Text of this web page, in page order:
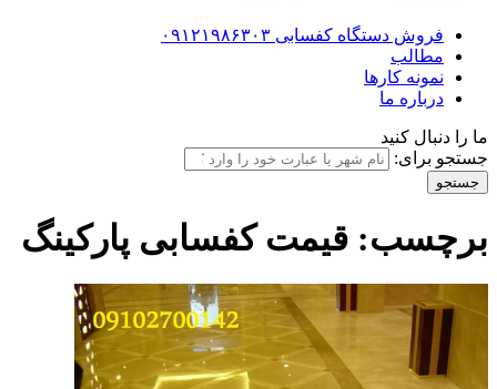
فروش دستگاه کفسابی ۰۹۱۲۱۹۸۶۳۰۳
مطالب
نمونه کارها
درباره ما
ما را دنبال کنید
جستجو برای:
برچسب: قیمت کفسابی پارکینگ